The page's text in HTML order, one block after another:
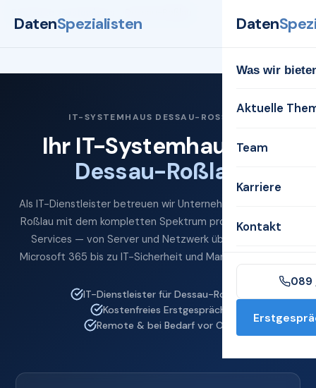
DatenSpezialisten Daten
Was wir
Aktuelle
Team
Karriere
Kontakt
089
IT-SYSTEMHAUS DESSAU-ROSSLAU
Ihr IT-Systemhaus für
Dessau-Roßlau
Als IT-Dienstleister betreuen wir Unternehmen in Dessau-
Roßlau mit dem kompletten Spektrum professioneller IT-
Services — von Server und Netzwerk über Cloud und
Microsoft 365 bis zu IT-Sicherheit und Managed Services.
IT-Dienstleister für Dessau-Roßlau
Kostenfreies Erstgespräch
Remote & bei Bedarf vor Ort